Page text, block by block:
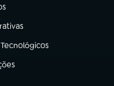
aba)